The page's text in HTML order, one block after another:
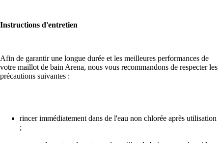
Instructions d'entretien
Afin de garantir une longue durée et les meilleures performances de
votre maillot de bain Arena, nous vous recommandons de respecter les
précautions suivantes :
rincer immédiatement dans de l'eau non chlorée après utilisation
;